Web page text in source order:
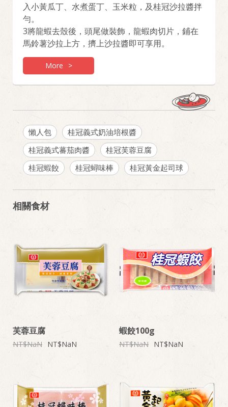
入小黃瓜丁、水煮蛋丁、玉米粒，及桂冠沙拉醬拌
勻。
3將龍蝦去殼後，頭尾做裝飾，龍蝦肉切片，鋪在
馬鈴薯沙拉上方，擠上沙拉醬即可享用。
More >
懶人包
桂冠義式奶油培根醬
桂冠義式蕃茄肉醬
桂冠芙蓉豆腐
桂冠蝦餃
桂冠蟳味棒 桂冠黃金起司球
相關食材
芙蓉豆腐
NaN NaN
蝦餃100g
NaN NaN